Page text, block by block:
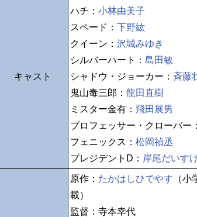
キャスト
ハチ： 小林由美子
スペード： 下野紘
クイーン： 沢城みゆき
シルバーハート： 島田敏
シャドウ・ジョーカー： 斉藤
鬼山毒三郎： 龍田直樹
ミスター金有： 飛田展男
プロフェッサー・クローバー：
フェニックス： 松岡禎丞
プレジデントD： 岸尾だいす
原作： たかはしひでやす （
載）
監督：寺本幸代